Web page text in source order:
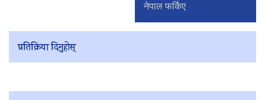
नेपाल फर्किए
प्रतिक्रिया दिनुहोस्